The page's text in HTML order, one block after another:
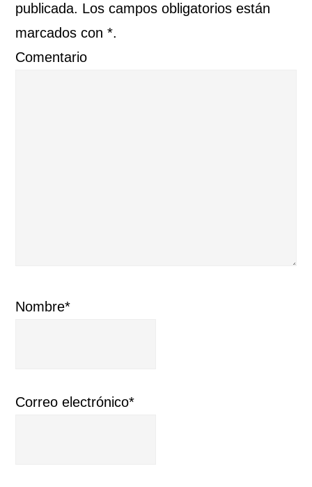
publicada. Los campos obligatorios están
marcados con *.
Comentario
Nombre*
Correo electrónico*